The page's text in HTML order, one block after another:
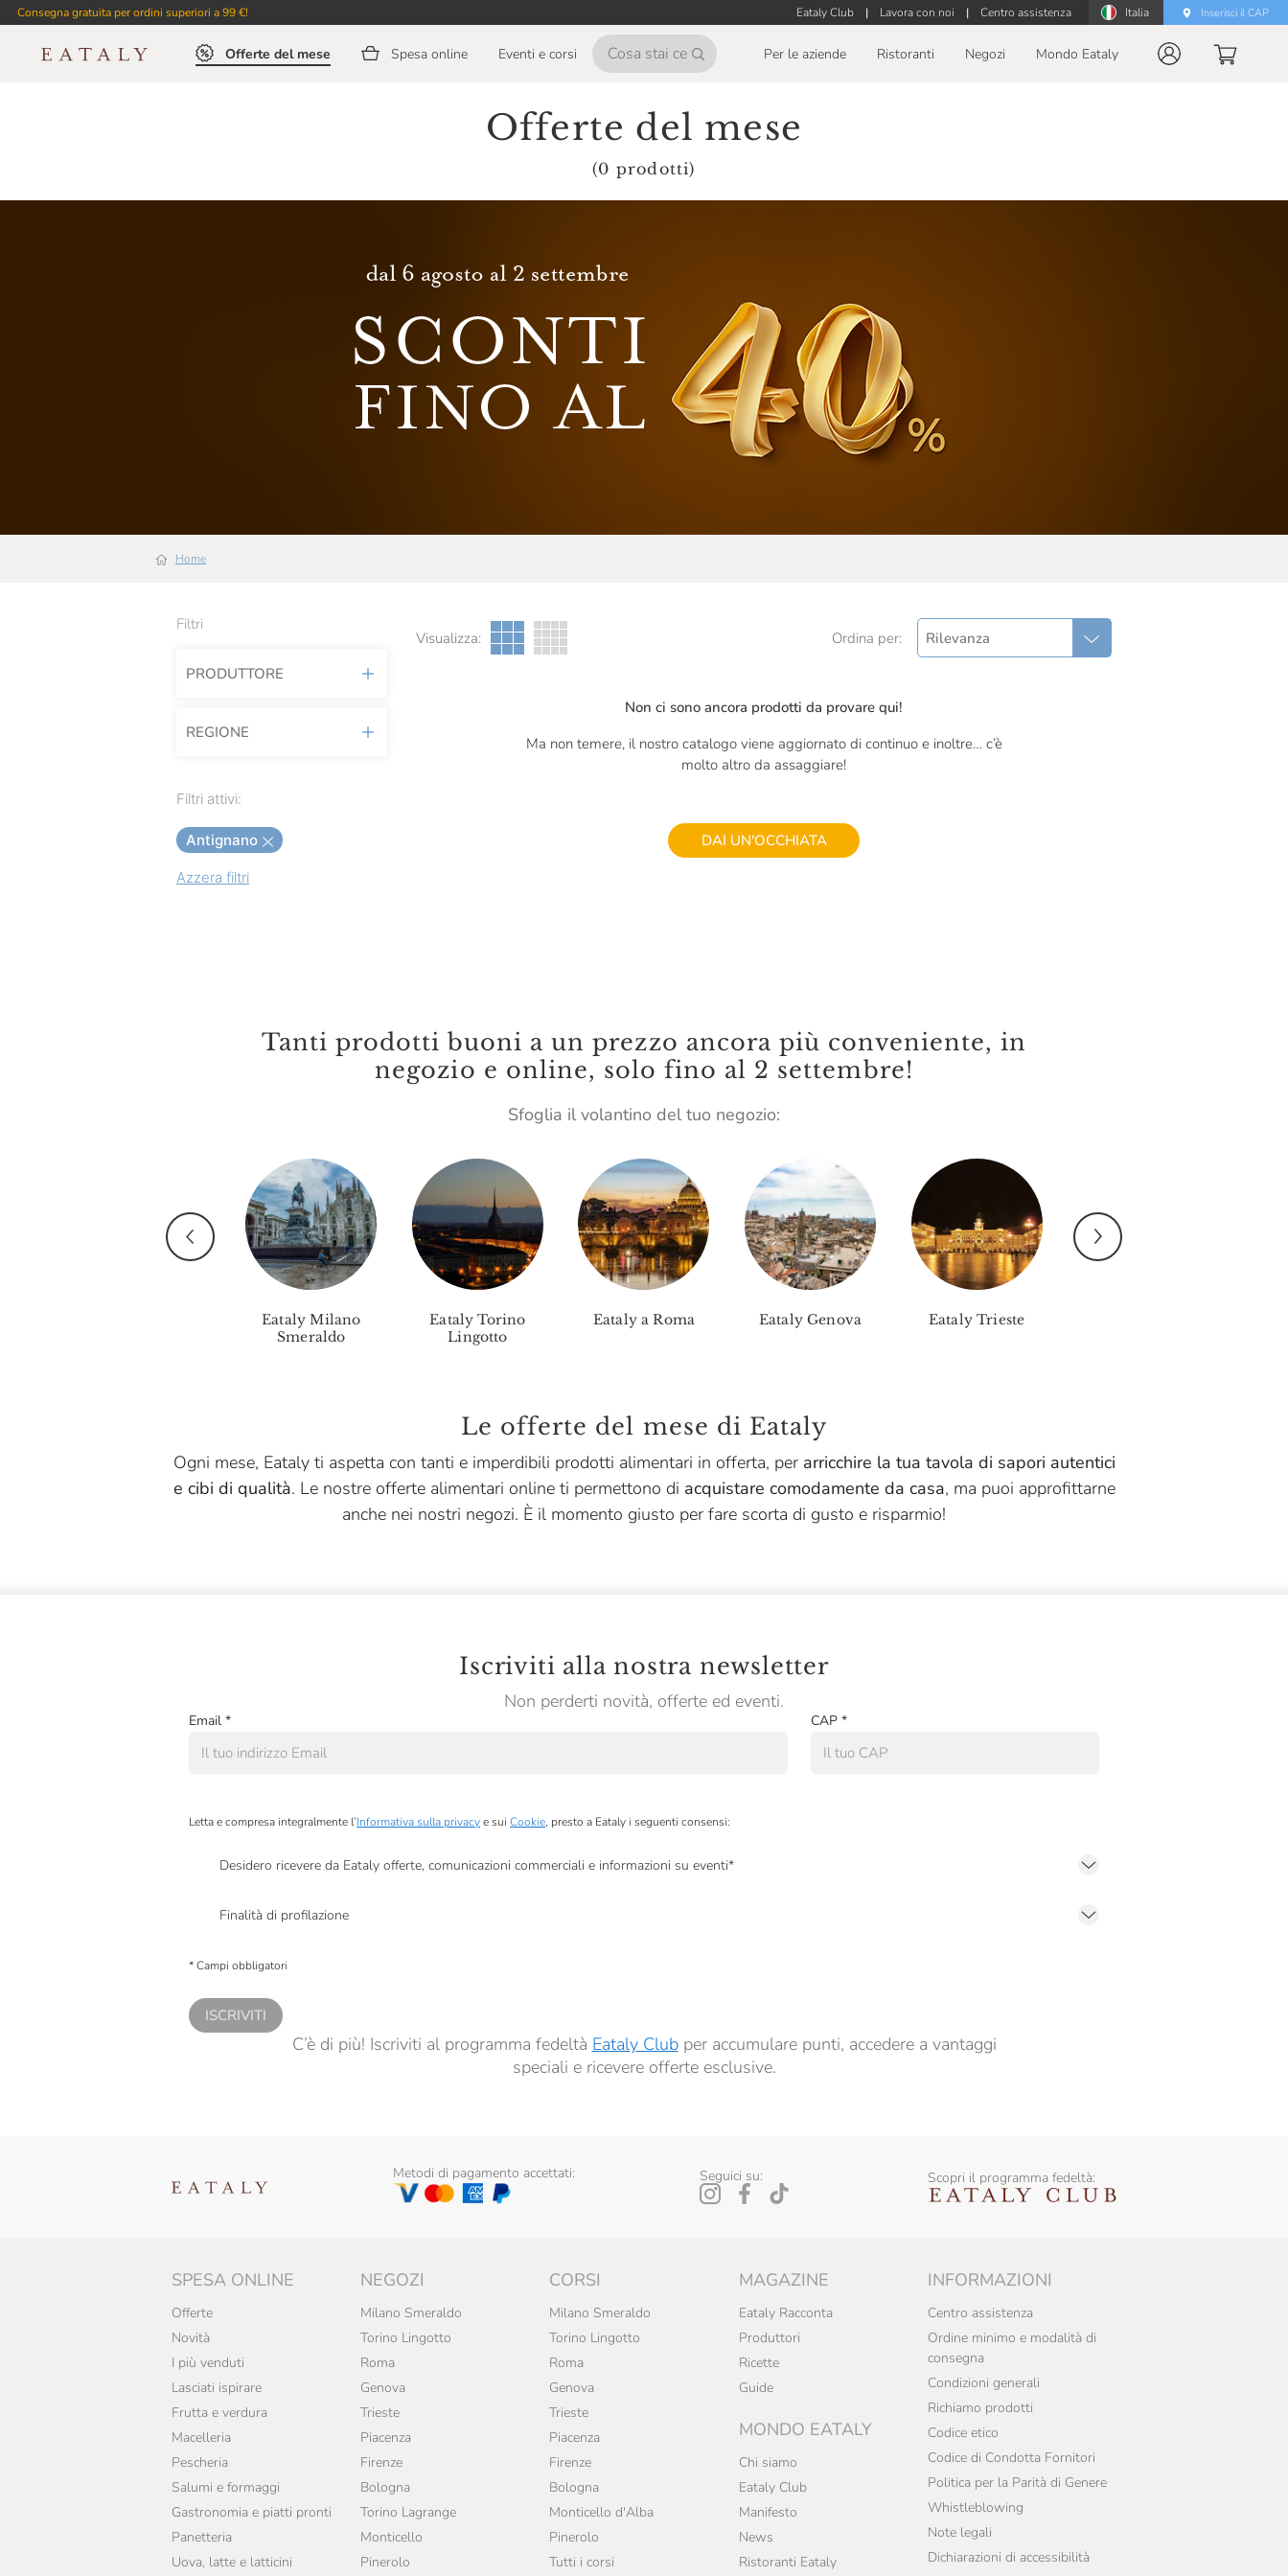
Consegna gratuita per ordini superiori a 99 €! Eataly Club | Lavora con noi | Centro assistenza Italia Inserisci il CAP
Offerte del mese Spesa online Eventi e corsi Per le aziende Ristoranti Negozi Mondo Eataly
Offerte del mese
(0 prodotti)
Home
Filtri
PRODUTTORE
Acetomodena
Agroittica Lombarda
Albatros
Alce Nero
Aroma Di Liguria
Attianese
Azienda Agricola San
Salvatore La Dispensa
Baglio Di Grisi
Belfiore
Blue Marlin
Bordiga
Campo Alle Comete
Campostrini X Eataly
Cascina Bianca
Cascina Valle Asinari
Cedral Tassoni
Celestina Fè
Certosa Di Belriguardo
Chiarli
Chiostro Di Saronno
Cibaria
Colombaio Di Cencio
Conti Di Buscareto
REGIONE
Emilia Romagna
Piemonte
Filtri attivi:
Antignano
Azzera filtri
Visualizza: Ordina per: Rilevanza
Non ci sono ancora prodotti da provare qui!
Ma non temere, il nostro catalogo viene aggiornato di continuo e inoltre… c’è
molto altro da assaggiare!
DAI UN'OCCHIATA
Tanti prodotti buoni a un prezzo ancora più conveniente, in
negozio e online, solo fino al 2 settembre!
Sfoglia il volantino del tuo negozio:
Eataly Milano
Smeraldo
Eataly Torino
Lingotto
Eataly a Roma Eataly Genova Eataly Trieste
Le offerte del mese di Eataly
Ogni mese, Eataly ti aspetta con tanti e imperdibili prodotti alimentari in offerta, per arricchire la tua tavola di sapori autentici
e cibi di qualità. Le nostre offerte alimentari online ti permettono di acquistare comodamente da casa, ma puoi approfittarne
anche nei nostri negozi. È il momento giusto per fare scorta di gusto e risparmio!
Iscriviti alla nostra newsletter
Non perderti novità, offerte ed eventi.
Email * CAP *
Letta e compresa integralmente l’Informativa sulla privacye sui Cookie, presto a Eataly i seguenti consensi:
Desidero ricevere da Eataly offerte, comunicazioni commerciali e informazioni su eventi*
Finalità di profilazione
* Campi obbligatori
ISCRIVITI
C’è di più! Iscriviti al programma fedeltà Eataly Clubper accumulare punti, accedere a vantaggi
speciali e ricevere offerte esclusive.
Metodi di pagamento accettati: Seguici su: Scopri il programma fedeltà:
SPESA ONLINE
Offerte
Novità
I più venduti
Lasciati ispirare
Frutta e verdura
Macelleria
Pescheria
Salumi e formaggi
Gastronomia e piatti pronti
Panetteria
Uova, latte e latticini
NEGOZI
Milano Smeraldo
Torino Lingotto
Roma
Genova
Trieste
Piacenza
Firenze
Bologna
Torino Lagrange
Monticello
Pinerolo
CORSI
Milano Smeraldo
Torino Lingotto
Roma
Genova
Trieste
Piacenza
Firenze
Bologna
Monticello d'Alba
Pinerolo
Tutti i corsi
MAGAZINE
Eataly Racconta
Produttori
Ricette
Guide
MONDO EATALY
Chi siamo
Eataly Club
Manifesto
News
Ristoranti Eataly
INFORMAZIONI
Centro assistenza
Ordine minimo e modalità di
consegna
Condizioni generali
Richiamo prodotti
Codice etico
Codice di Condotta Fornitori
Politica per la Parità di Genere
Whistleblowing
Note legali
Dichiarazioni di accessibilità